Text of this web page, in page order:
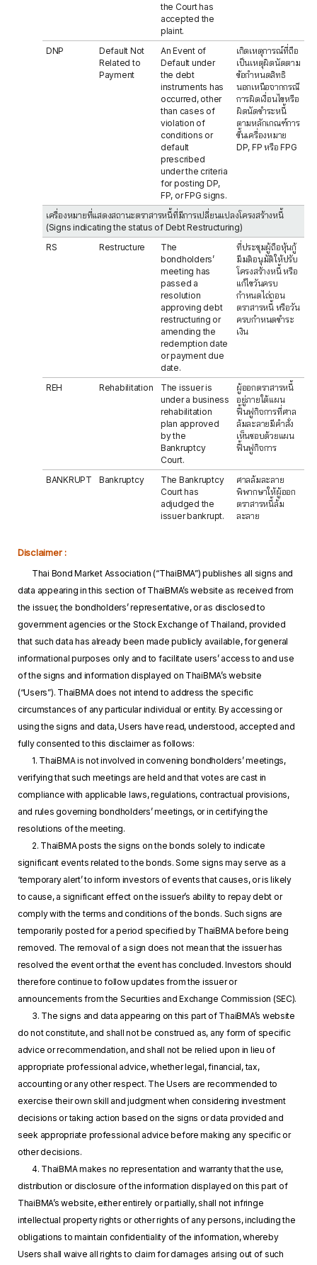
the Court has
accepted the
plaint.
DNP
Default Not
Related to
Payment
An Event of
Default under
the debt
instruments has
occurred, other
than cases of
violation of
conditions or
default
prescribed
under the criteria
for posting DP,
FP, or FPG signs.
เกิดเหตุการณ์ที่ถือ
เป็นเหตุผิดนัดตาม
ข้อกำหนดสิทธิ
นอกเหนือจากกรณี
การผิดเงื่อนไขหรือ
ผิดนัดชำระหนี้
ตามหลักเกณฑ์การ
ขึ้นเครื่องหมาย
DP, FP หรือ FPG
เครื่องหมายที่แสดงสถานะตราสารหนี้ที่มีการเปลี่ยนแปลงโครงสร้างหนี้
(Signs indicating the status of Debt Restructuring)
RS
Restructure
The
bondholders’
meeting has
passed a
resolution
approving debt
restructuring or
amending the
redemption date
or payment due
date.
ที่ประชุมผู้ถือหุ้นกู้
มีมติอนุมัติให้ปรับ
โครงสร้างหนี้ หรือ
แก้ไขวันครบ
กำหนดไถ่ถอน
ตราสารหนี้ หรือวัน
ครบกำหนดชำระ
เงิน
REH Rehabilitation
The issuer is
under a business
rehabilitation
plan approved
by the
Bankruptcy
Court.
ผู้ออกตราสารหนี้
อยู่ภายใต้แผน
ฟื้นฟูกิจการที่ศาล
ล้มละลายมีคำสั่ง
เห็นชอบด้วยแผน
ฟื้นฟูกิจการ
BANKRUPT Bankruptcy
The Bankruptcy
Court has
adjudged the
issuer bankrupt.
ศาลล้มละลาย
พิพากษาให้ผู้ออก
ตราสารหนี้ล้ม
ละลาย
Disclaimer :
Thai Bond Market Association (“ThaiBMA”) publishes all signs and
data appearing in this section of ThaiBMA’s website as received from
the issuer, the bondholders’ representative, or as disclosed to
government agencies or the Stock Exchange of Thailand, provided
that such data has already been made publicly available, for general
informational purposes only and to facilitate users’ access to and use
of the signs and information displayed on ThaiBMA’s website
(“Users”). ThaiBMA does not intend to address the specific
circumstances of any particular individual or entity. By accessing or
using the signs and data, Users have read, understood, accepted and
fully consented to this disclaimer as follows:
1. ThaiBMA is not involved in convening bondholders’ meetings,
verifying that such meetings are held and that votes are cast in
compliance with applicable laws, regulations, contractual provisions,
and rules governing bondholders’ meetings, or in certifying the
resolutions of the meeting.
2. ThaiBMA posts the signs on the bonds solely to indicate
significant events related to the bonds. Some signs may serve as a
‘temporary alert’ to inform investors of events that causes, or is likely
to cause, a significant effect on the issuer’s ability to repay debt or
comply with the terms and conditions of the bonds. Such signs are
temporarily posted for a period specified by ThaiBMA before being
removed. The removal of a sign does not mean that the issuer has
resolved the event or that the event has concluded. Investors should
therefore continue to follow updates from the issuer or
announcements from the Securities and Exchange Commission (SEC).
3. The signs and data appearing on this part of ThaiBMA’s website
do not constitute, and shall not be construed as, any form of specific
advice or recommendation, and shall not be relied upon in lieu of
appropriate professional advice, whether legal, financial, tax,
accounting or any other respect. The Users are recommended to
exercise their own skill and judgment when considering investment
decisions or taking action based on the signs or data provided and
seek appropriate professional advice before making any specific or
other decisions.
4. ThaiBMA makes no representation and warranty that the use,
distribution or disclosure of the information displayed on this part of
ThaiBMA’s website, either entirely or partially, shall not infringe
intellectual property rights or other rights of any persons, including the
obligations to maintain confidentiality of the information, whereby
Users shall waive all rights to claim for damages arising out of such